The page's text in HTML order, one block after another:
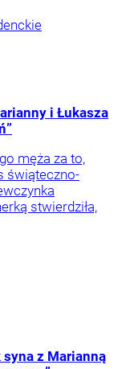
i Łukasza
męża za to,
świąteczno-
stwierdziła,
z Marianną